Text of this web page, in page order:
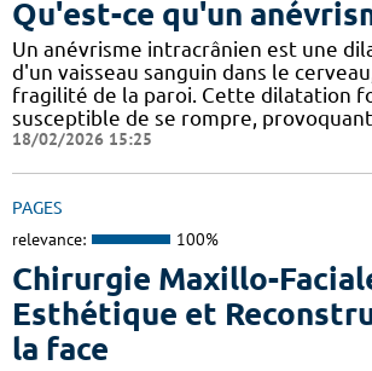
Qu'est-ce qu'un
Un anévrisme intracrânien est une
d'un vaisseau sanguin dans le
fragilité de la paroi. Cette dilatation
susceptible de se rompre,
18/02/2026 15:25
PAGES
relevance: 100%
Chirurgie Maxillo-
Esthétique et
la face